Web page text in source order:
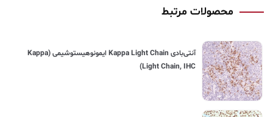
محصولات مرتبط
آنتی‌بادی Kappa Light Chain ایمونوهیستوشیمی (Kappa
Light Chain, IHC)